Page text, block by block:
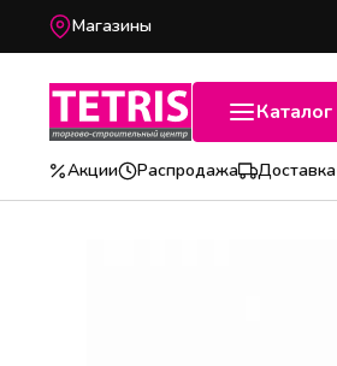
Магазины
Каталог
Акции
Распродажа Доставка